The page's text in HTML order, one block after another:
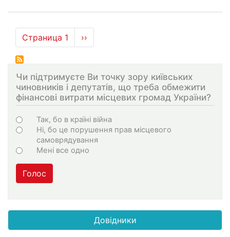
Нумерация
страниц
Страница 1
Следующая
страница
››
Чи підтримуєте Ви точку зору київських
чиновників і депутатів, що треба обмежити
фінансові витрати місцевих громад України?
Choices
Так, бо в країні війна
Ні, бо це порушення прав місцевого
самоврядування
Мені все одно
Голос
Довідники